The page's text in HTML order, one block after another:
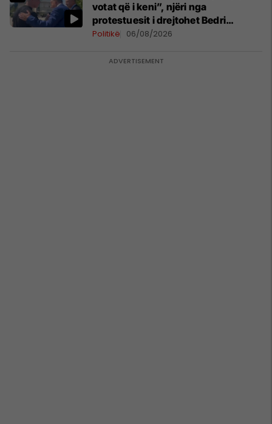
votat që i keni”, njëri nga
protestuesit i drejtohet Bedri
Hamzës
Politikë 06/08/2026